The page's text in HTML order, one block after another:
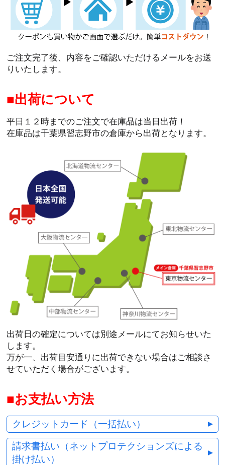
ご注文完了後、内容をご確認いただけるメールをお送
りいたします。
出荷について
平日１２時までのご注文で在庫品は当日出荷！
在庫品は千葉県習志野市の倉庫から出荷となります。
出荷日の確定については別途メールにてお知らせいた
します。
万が一、出荷目安通りに出荷できない場合はご相談さ
せていただく場合がございます。
お支払い方法
クレジットカード（一括払い）
請求書払い（ネットプロテクションズによる
掛け払い）